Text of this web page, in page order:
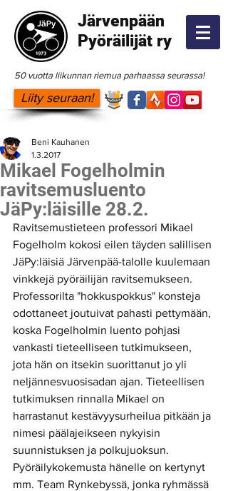
Järvenpään
Pyöräilijät ry
50 vuotta liikunnan riemua parhaassa seurassa!
Liity seuraan!
Mikael Fogelholmin
ravitsemusluento
JäPy:läisille 28.2.
Beni Kauhanen
1.3.2017
Ravitsemustieteen professori Mikael
Fogelholm kokosi eilen täyden salillisen
JäPy:läisiä Järvenpää-talolle kuulemaan
vinkkejä pyöräilijän ravitsemukseen.
Professorilta "hokkuspokkus" konsteja
odottaneet joutuivat pahasti pettymään,
koska Fogelholmin luento pohjasi
vankasti tieteelliseen tutkimukseen,
jota hän on itsekin suorittanut jo yli
neljännesvuosisadan ajan. Tieteellisen
tutkimuksen rinnalla Mikael on
harrastanut kestävyysurheilua pitkään ja
nimesi päälajeikseen nykyisin
suunnistuksen ja polkujuoksun.
Pyöräilykokemusta hänelle on kertynyt
mm. Team Rynkebyssä, jonka ryhmässä